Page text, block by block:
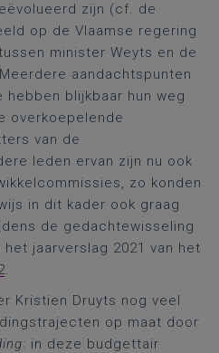
zijn (cf. de
op de Vlaamse regering
minister Weyts en de
aandachtspunten
blijkbaar hun weg
overkoepelende
van de
leden ervan zijn nu ook
zo konden
in dit kader ook graag
de gedachtewisseling
jaarverslag 2021 van het
.
Kristien Druyts nog veel
op maat door
: in deze budgettair